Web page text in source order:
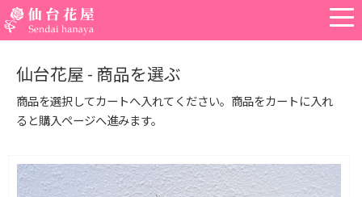
仙台花屋 - 商品を選ぶ
商品を選択してカートへ入れてください。商品をカートに入れ
ると購入ページへ進みます。